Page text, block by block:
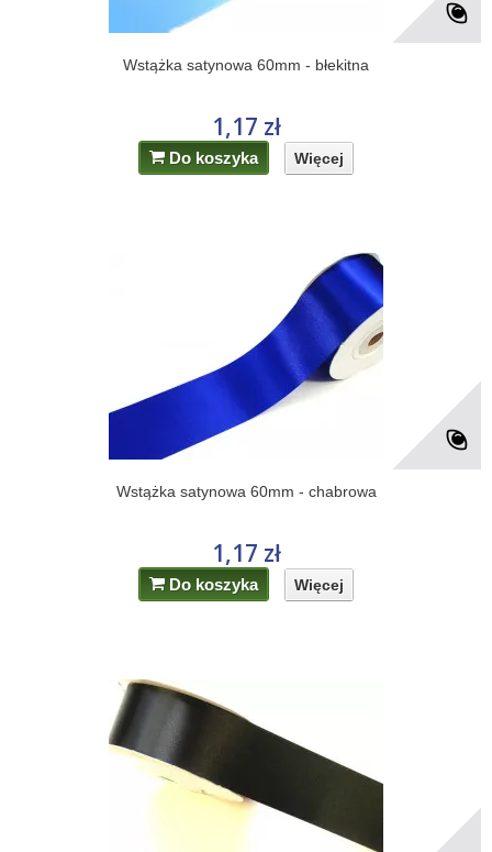
Wstążka satynowa 60mm - błekitna
1,17 zł
Do koszyka Więcej
Wstążka satynowa 60mm - chabrowa
1,17 zł
Do koszyka Więcej